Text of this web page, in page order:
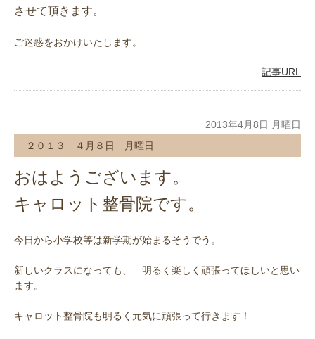
させて頂きます。
ご迷惑をおかけいたします。
記事URL
2013年4月8日 月曜日
２０１３ ４月８日 月曜日
おはようございます。
キャロット整骨院です。
今日から小学校等は新学期が始まるそうでう。
新しいクラスになっても、 明るく楽しく頑張ってほしいと思い
ます。
キャロット整骨院も明るく元気に頑張って行きます！